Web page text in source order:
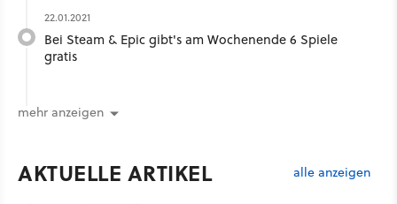
22.01.2021
Bei Steam & Epic gibt's am Wochenende 6 Spiele
gratis
mehr anzeigen
AKTUELLE ARTIKEL alle anzeigen